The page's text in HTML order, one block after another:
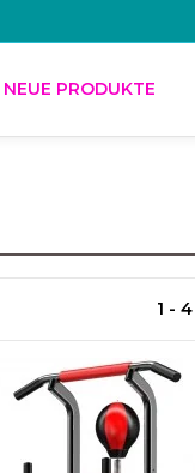
NEUE PRODUKTE
1 -